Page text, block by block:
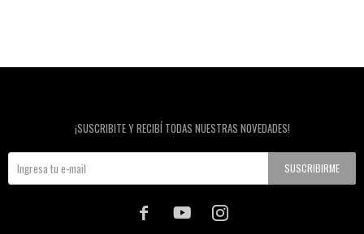
¡SUSCRIBITE Y RECIBÍ TODAS NUESTRAS NOVEDADES!
SUSCRIBIRME
  